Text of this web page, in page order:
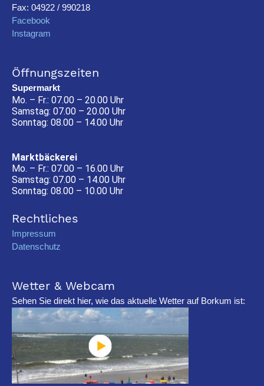
Fax: 04922 / 990218
Facebook
Instagram
Öffnungszeiten
Supermarkt
Mo. – Fr.: 07.00 – 20.00 Uhr
Samstag: 07.00 – 20.00 Uhr
Sonntag: 08.00 – 14.00 Uhr
Marktbäckerei
Mo. – Fr.: 07.00 – 16.00 Uhr
Samstag: 07.00 – 14.00 Uhr
Sonntag: 08.00 – 10.00 Uhr
Rechtliches
Impressum
Datenschutz
Wetter & Webcam
Sehen Sie direkt hier, wie das aktuelle Wetter auf Borkum ist: